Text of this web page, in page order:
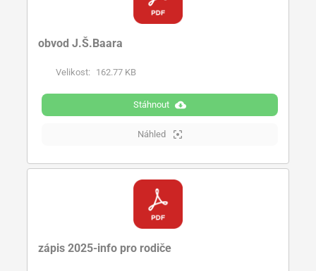
obvod J.Š.Baara
Velikost: 162.77 KB
Stáhnout
Náhled
zápis 2025-info pro rodiče